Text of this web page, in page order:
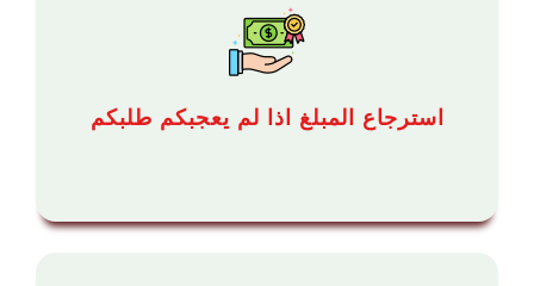
استرجاع المبلغ اذا لم يعجبكم طلبكم